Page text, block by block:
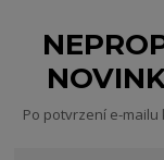
Po potvrzení e-mailu